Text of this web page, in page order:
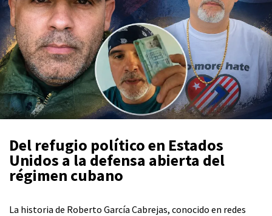
Del refugio político en Estados
Unidos a la defensa abierta del
régimen cubano
La historia de Roberto García Cabrejas, conocido en redes